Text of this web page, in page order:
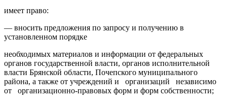
имеет право:
— вносить предложения по запросу и получению в
установленном порядке
необходимых материалов и информации от федеральных
органов государственной власти, органов исполнительной
власти Брянской области, Почепского муниципального
района, а также от учреждений и организаций независимо
от организационно-правовых форм и форм собственности;